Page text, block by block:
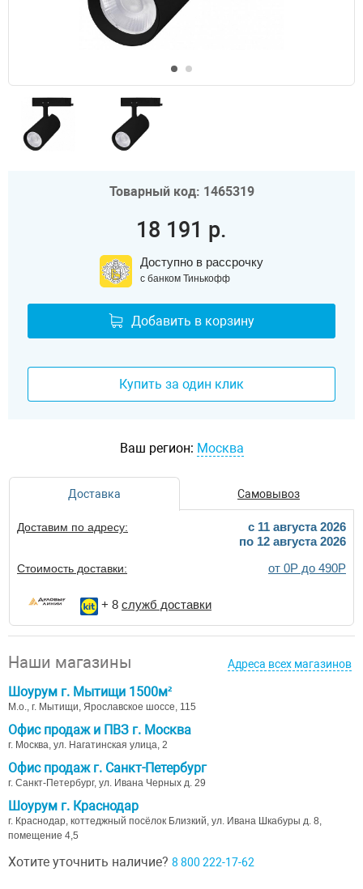
Товарный код: 1465319
18 191 р.
Доступно в рассрочку
с банком Тинькофф
Добавить в корзину
Купить за один клик
Ваш регион: Москва
Доставка Самовывоз
Доставим по адресу:
c 11 августа 2026
по 12 августа 2026
Стоимость доставки: от 0Р до 490Р
+ 8 служб доставки
Наши магазины Адреса всех магазинов
Шоурум г. Мытищи 1500м²
М.о., г. Мытищи, Ярославское шоссе, 115
Офис продаж и ПВЗ г. Москва
г. Москва, ул. Нагатинская улица, 2
Офис продаж г. Санкт-Петербург
г. Санкт-Петербург, ул. Ивана Черных д. 29
Шоурум г. Краснодар
г. Краснодар, коттеджный посёлок Близкий, ул. Ивана Шкабуры д. 8,
помещение 4,5
Хотите уточнить наличие? 8 800 222-17-62